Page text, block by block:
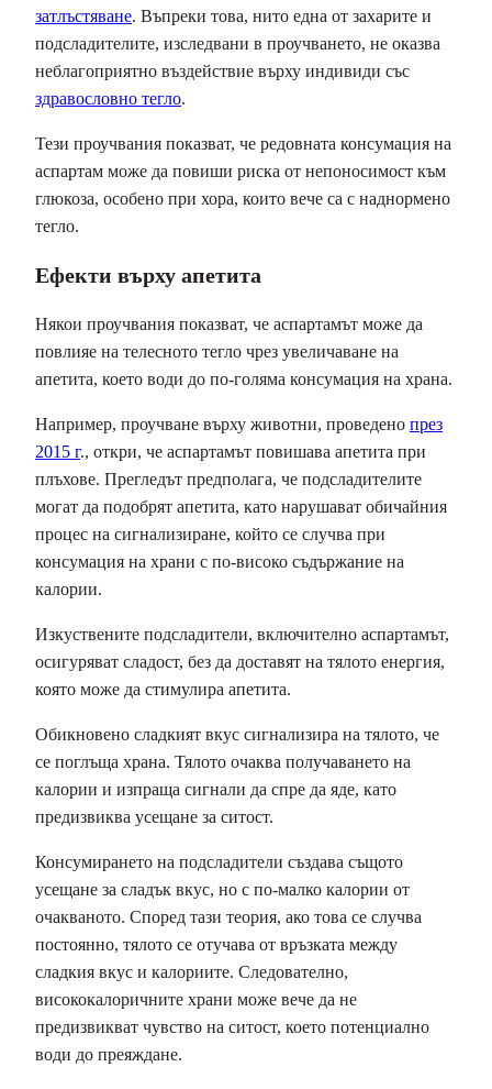
затлъстяване. Въпреки това, нито една от захарите и
подсладителите, изследвани в проучването, не оказва
неблагоприятно въздействие върху индивиди със
здравословно тегло.
Тези проучвания показват, че редовната консумация на
аспартам може да повиши риска от непоносимост към
глюкоза, особено при хора, които вече са с наднормено
тегло.
Ефекти върху апетита
Някои проучвания показват, че аспартамът може да
повлияе на телесното тегло чрез увеличаване на
апетита, което води до по-голяма консумация на храна.
Например, проучване върху животни, проведено през
2015 г., откри, че аспартамът повишава апетита при
плъхове. Прегледът предполага, че подсладителите
могат да подобрят апетита, като нарушават обичайния
процес на сигнализиране, който се случва при
консумация на храни с по-високо съдържание на
калории.
Изкуствените подсладители, включително аспартамът,
осигуряват сладост, без да доставят на тялото енергия,
която може да стимулира апетита.
Обикновено сладкият вкус сигнализира на тялото, че
се поглъща храна. Тялото очаква получаването на
калории и изпраща сигнали да спре да яде, като
предизвиква усещане за ситост.
Консумирането на подсладители създава същото
усещане за сладък вкус, но с по-малко калории от
очакваното. Според тази теория, ако това се случва
постоянно, тялото се отучава от връзката между
сладкия вкус и калориите. Следователно,
висококалоричните храни може вече да не
предизвикват чувство на ситост, което потенциално
води до преяждане.